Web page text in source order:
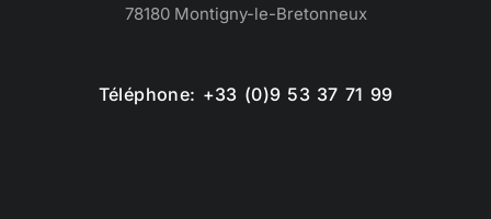
78180 Montigny-le-Bretonneux
Téléphone: +33 (0)9 53 37 71 99